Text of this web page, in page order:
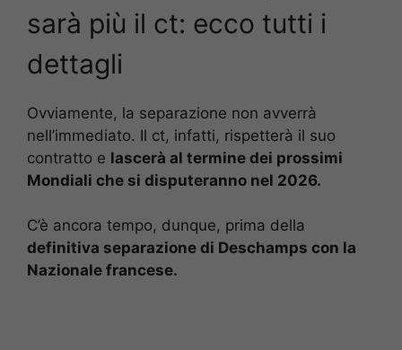
sarà più il ct: ecco tutti i
dettagli
Ovviamente, la separazione non avverrà
nell’immediato. Il ct, infatti, rispetterà il suo
contratto e lascerà al termine dei prossimi
Mondiali che si disputeranno nel 2026.
C’è ancora tempo, dunque, prima della
definitiva separazione di Deschamps con la
Nazionale francese.